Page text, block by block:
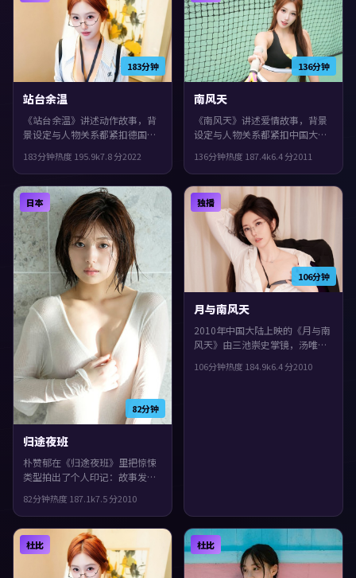
183分钟
站台余温
《站台余温》讲述动作故事，背
景设定与人物关系都紧扣德国当
枝裕和执导，周冬雨、沈腾、张
曼玉领衔。城市空间成为情绪与
悬念的载体，片尾余味很足。
183分钟热度 195.9k7.8分2022
136分钟
南风天
《南风天》讲述爱情故事，背景
设定与人物关系都紧扣中国大陆
吉尔莫·德尔·托罗执导，苍井
优、刘德华、黄政民领衔。影片
在类型框架里仍保留了作者表
达，叙事在回忆与现实之间交错
推进。
136分钟热度 187.4k6.4分2011
82分钟
日本
归途夜班
朴赞郁在《归途夜班》里把惊悚
类型拍出了个人印记：故事发生
演包括胡歌、任素汐、黄渤。城
市空间成为情绪与悬念的载体，
整体完成度较高，适合喜欢细腻
叙事与人物刻画的观众。
82分钟热度 187.1k7.5分2010
106分钟
独播
月与南风天
2010年中国大陆上映的《月与南
风天》由三池崇史掌镜，汤唯、
上偏冒险，镜头语言偏写实，细
106分钟热度 184.9k6.4分2010
杜比 杜比